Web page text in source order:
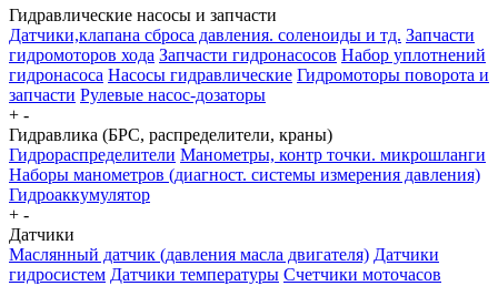
Гидравлические насосы и запчасти
Датчики,клапана сброса давления. соленоиды и тд. Запчасти
гидромоторов хода Запчасти гидронасосов Набор уплотнений
гидронасоса Насосы гидравлические Гидромоторы поворота и
запчасти Рулевые насос-дозаторы
+ -
Гидравлика (БРС, распределители, краны)
Гидрораспределители Манометры, контр точки. микрошланги
Наборы манометров (диагност. системы измерения давления)
Гидроаккумулятор
+ -
Датчики
Маслянный датчик (давления масла двигателя) Датчики
гидросистем Датчики температуры Счетчики моточасов